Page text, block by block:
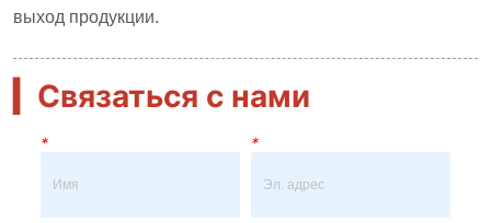
Связаться с нами
* *